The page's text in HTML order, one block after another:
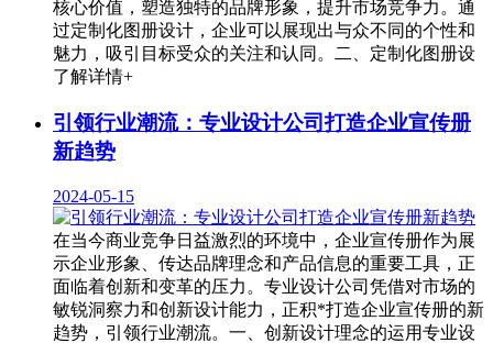
核心价值，塑造独特的品牌形象，提升市场竞争力。通
过定制化图册设计，企业可以展现出与众不同的个性和
魅力，吸引目标受众的关注和认同。二、定制化图册设
了解详情+
引领行业潮流：专业设计公司打造企业宣传册
新趋势
2024-05-15
在当今商业竞争日益激烈的环境中，企业宣传册作为展
示企业形象、传达品牌理念和产品信息的重要工具，正
面临着创新和变革的压力。专业设计公司凭借对市场的
敏锐洞察力和创新设计能力，正积*打造企业宣传册的新
趋势，引领行业潮流。一、创新设计理念的运用专业设